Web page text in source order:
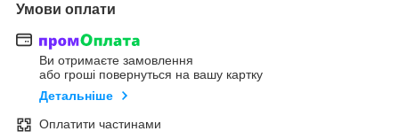
Умови оплати
Ви отримаєте замовлення
або гроші повернуться на вашу картку
Детальніше
Оплатити частинами